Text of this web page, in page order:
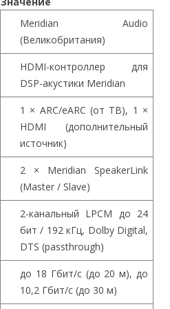
Meridian Audio
(Великобритания)
HDMI-контроллер для
DSP-акустики Meridian
1 × ARC/eARC (от ТВ), 1 ×
HDMI (дополнительный
источник)
2 × Meridian SpeakerLink
(Master / Slave)
2-канальный LPCM до 24
бит / 192 кГц, Dolby Digital,
DTS (passthrough)
до 18 Гбит/с (до 20 м), до
10,2 Гбит/с (до 30 м)